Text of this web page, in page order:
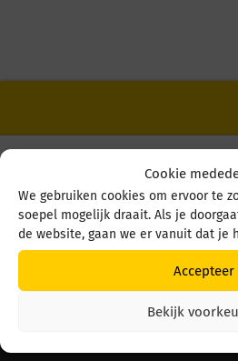
Cookie
We gebruiken cookies om ervoor te
soepel mogelijk draait. Als je
de website, gaan we er vanuit dat je
Accepteer
Bekijk
Contact informatie
Markt 8, 5301 AL Zaltbommel